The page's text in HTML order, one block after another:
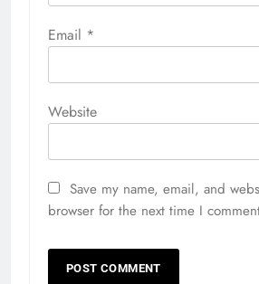
Email *
Website
Save my name, email, and
browser for the next time I